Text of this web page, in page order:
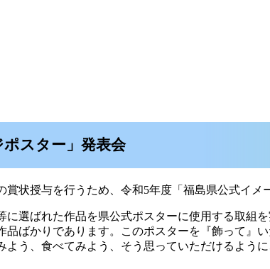
ポスター」発表会
状授与を行うため、令和5年度「福島県公式イメ
選ばれた作品を県公式ポスターに使用する取組
ばかりであります。このポスターを『飾って』
う、食べてみよう、そう思っていただけるよう